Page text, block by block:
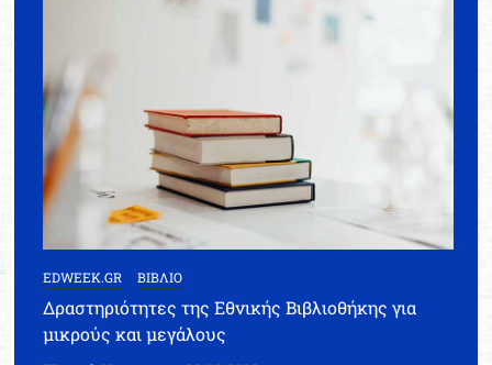
EDWEEK.GR ΒΙΒΛΙΟ
Δραστηριότητες της Εθνικής Βιβλιοθήκης για
μικρούς και μεγάλους